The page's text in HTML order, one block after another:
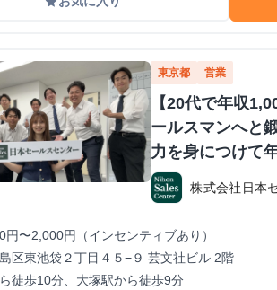
東京都 営業
【20代で年収
ールスマンへと
力を身につけて
か？ ※当社直結
#1.2年生可 - 株
期・有給インタ
株式会社日本
円〜2,000円（インセンティブあり）
区東池袋２丁目４５−９ 芸文社ビル 2階
徒歩10分、大塚駅から徒歩9分